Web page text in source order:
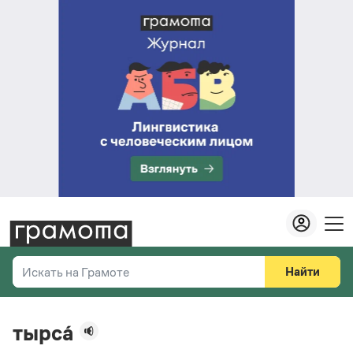
Искать на Грамоте
Справочная служба
Найти
тырса́